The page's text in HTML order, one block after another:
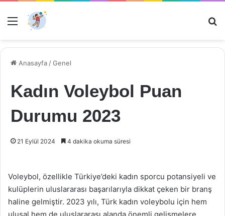
Menü
Anasayfa /Genel
Kadın Voleybol Puan
Durumu 2023
21 Eylül 2024 4 dakika okuma süresi
Voleybol, özellikle Türkiye’deki kadın sporcu potansiyeli ve
kulüplerin uluslararası başarılarıyla dikkat çeken bir branş
haline gelmiştir. 2023 yılı, Türk kadın voleybolu için hem